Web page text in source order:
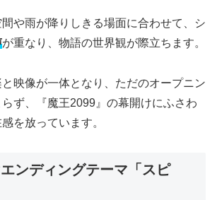
や雨が降りしきる場面に合わせて、シ
が重なり、物語の世界観が際立ちます。
映像が一体となり、ただのオープニン
ず、『魔王2099』の幕開けにふさわ
を放っています。
ンディングテーマ「スピ